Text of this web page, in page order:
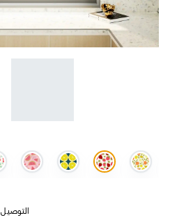
التوصيل 13-15 أيام عمل